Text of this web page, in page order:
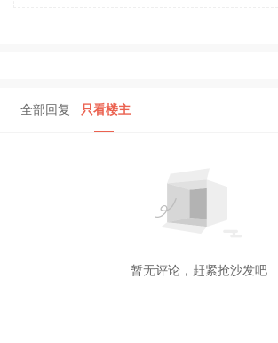
全部回复 只看楼主
暂无评论，赶紧抢沙发吧